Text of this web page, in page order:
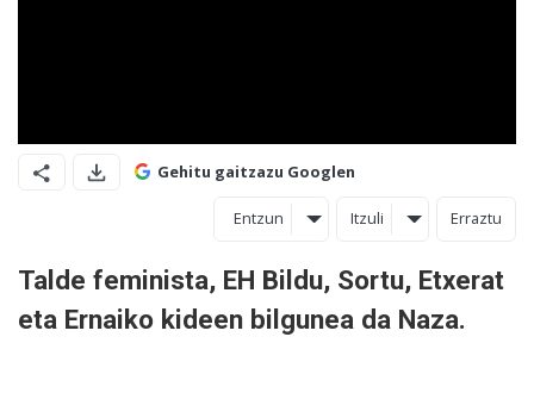
Gehitu gaitzazu Googlen
Entzun Itzuli Erraztu
Talde feminista, EH Bildu, Sortu, Etxerat
eta Ernaiko kideen bilgunea da Naza.